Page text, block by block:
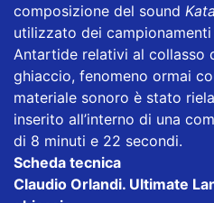
composizione del sound
utilizzato dei
Antartide relativi al collasso
ghiaccio, fenomeno ormai
materiale sonoro è stato
inserito all’interno di una
di 8 minuti e 22 secondi.
Scheda tecnica
Claudio Orlandi. Ultimate